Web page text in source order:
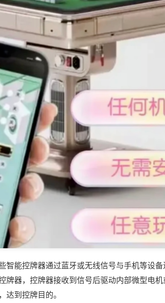
智能控牌器通过蓝牙或无线信号与手机等设
牌器，控牌器接收到信号后驱动内部微型电
达到控牌目的。